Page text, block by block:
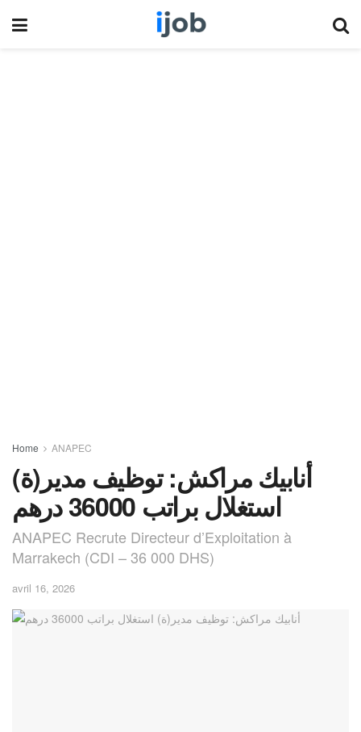
Home ANAPEC
أنابيك مراكش: توظيف مدير(ة)
استغلال براتب 36000 درهم
ANAPEC Recrute Directeur d’Exploitation à
Marrakech (CDI – 36 000 DHS)
avril 16, 2026